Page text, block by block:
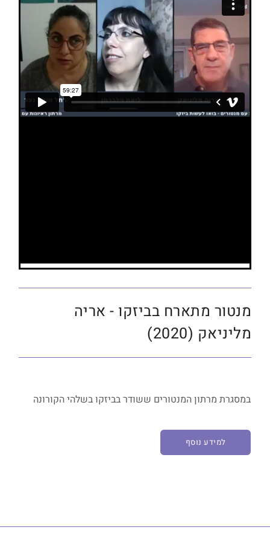
מנטור מתארח בביזקו - אריה
מליניאק (2020)
במסגרת מרתון המנטורים ששודר בביזקו בשלהי הקורונה
למידע נוסף